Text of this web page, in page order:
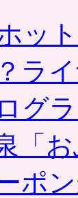
ッ
ラ
グ
「
ポ